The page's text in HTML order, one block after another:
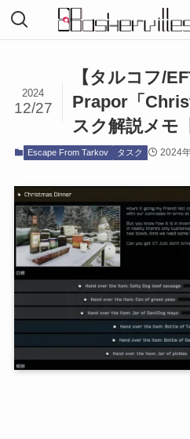
【タルコフ/
Prapor「
スク解説メモ
2024
12/27
Escape From Tarkov タスク 2024